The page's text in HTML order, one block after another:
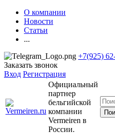
О компании
Новости
Статьи
...
+7(925)
Заказать звонок
Вход Регистрация
Официальный
партнер
бельгийской
компании
Vermeiren в
России.